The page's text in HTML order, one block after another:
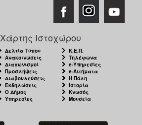
Χάρτης Ιστοχώρου
Δελτία Τύπου
Ανακοινώσεις
Διαγωνισμοί
Προσλήψεις
Διαβουλεύσεις
Εκδηλώσεις
Ο Δήμος
Υπηρεσίες
Κ.Ε.Π.
Τηλέφωνα
e-Υπηρεσίες
e-Αιτήματα
Η Πόλη
Ιστορία
Κνωσός
Μουσεία